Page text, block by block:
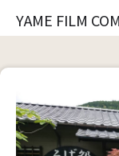
YAME FILM